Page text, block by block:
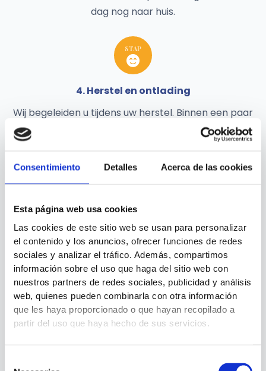
Consentimiento Detalles Acerca de las cookies
Esta página web usa cookies
Las cookies de este sitio web se usan para personalizar
el contenido y los anuncios, ofrecer funciones de redes
sociales y analizar el tráfico. Además, compartimos
información sobre el uso que haga del sitio web con
nuestros partners de redes sociales, publicidad y análisis
web, quienes pueden combinarla con otra información
que les haya proporcionado o que hayan recopilado a
partir del uso que haya hecho de sus servicios.
dag nog naar huis.
STAP
4. Herstel en ontlading
Wij begeleiden u tijdens uw herstel. Binnen een paar
weken kunt u uw normale leven weer oppakken met
WAAROM CLÍNICA SAN ROMÁN?
De redenen waarom duizenden
patiëntenons vertrouwen